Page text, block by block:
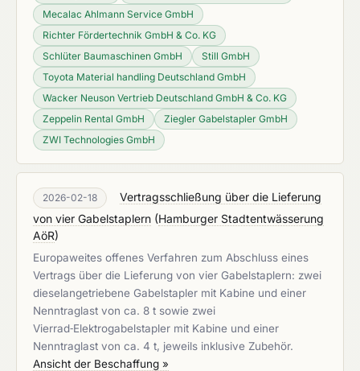
Mecalac Ahlmann Service GmbH
Richter Fördertechnik GmbH & Co. KG
Schlüter Baumaschinen GmbH
Still GmbH
Toyota Material handling Deutschland GmbH
Wacker Neuson Vertrieb Deutschland GmbH & Co. KG
Zeppelin Rental GmbH
Ziegler Gabelstapler GmbH
ZWI Technologies GmbH
2026-02-18
Vertragsschließung über die Lieferung
von vier Gabelstaplern (Hamburger Stadtentwässerung
AöR)
Europaweites offenes Verfahren zum Abschluss eines
Vertrags über die Lieferung von vier Gabelstaplern: zwei
dieselangetriebene Gabelstapler mit Kabine und einer
Nenntraglast von ca. 8 t sowie zwei
Vierrad‑Elektrogabelstapler mit Kabine und einer
Nenntraglast von ca. 4 t, jeweils inklusive Zubehör.
Ansicht der Beschaffung »